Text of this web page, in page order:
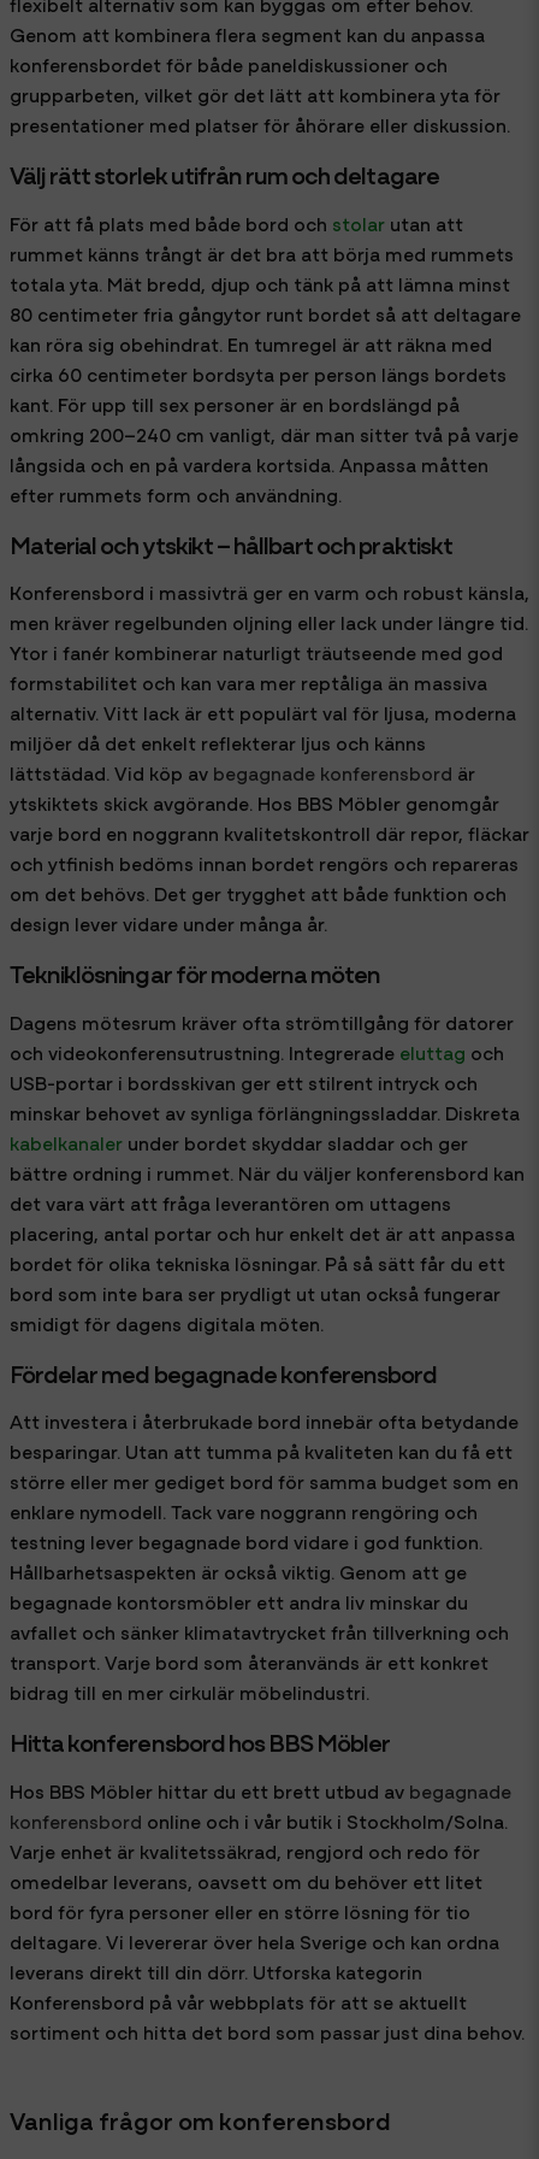
Genom att kombinera flera segment kan du anpassa
konferensbordet för både paneldiskussioner och
grupparbeten, vilket gör det lätt att kombinera yta för
presentationer med platser för åhörare eller diskussion.
Välj rätt storlek utifrån rum och deltagare
För att få plats med både bord och stolar utan att
rummet känns trångt är det bra att börja med rummets
totala yta. Mät bredd, djup och tänk på att lämna minst
80 centimeter fria gångytor runt bordet så att deltagare
kan röra sig obehindrat. En tumregel är att räkna med
cirka 60 centimeter bordsyta per person längs bordets
kant. För upp till sex personer är en bordslängd på
omkring 200–240 cm vanligt, där man sitter två på varje
långsida och en på vardera kortsida. Anpassa måtten
efter rummets form och användning.
Material och ytskikt – hållbart och praktiskt
Konferensbord i massivträ ger en varm och robust känsla,
men kräver regelbunden oljning eller lack under längre tid.
Ytor i fanér kombinerar naturligt träutseende med god
formstabilitet och kan vara mer reptåliga än massiva
alternativ. Vitt lack är ett populärt val för ljusa, moderna
miljöer då det enkelt reflekterar ljus och känns
lättstädad. Vid köp av begagnade konferensbord är
ytskiktets skick avgörande. Hos BBS Möbler genomgår
varje bord en noggrann kvalitetskontroll där repor, fläckar
och ytfinish bedöms innan bordet rengörs och repareras
om det behövs. Det ger trygghet att både funktion och
design lever vidare under många år.
Tekniklösningar för moderna möten
Dagens mötesrum kräver ofta strömtillgång för datorer
och videokonferensutrustning. Integrerade eluttag och
USB-portar i bordsskivan ger ett stilrent intryck och
minskar behovet av synliga förlängningssladdar. Diskreta
kabelkanaler under bordet skyddar sladdar och ger
bättre ordning i rummet. När du väljer konferensbord kan
det vara värt att fråga leverantören om uttagens
placering, antal portar och hur enkelt det är att anpassa
bordet för olika tekniska lösningar. På så sätt får du ett
bord som inte bara ser prydligt ut utan också fungerar
smidigt för dagens digitala möten.
Fördelar med begagnade konferensbord
Att investera i återbrukade bord innebär ofta betydande
besparingar. Utan att tumma på kvaliteten kan du få ett
större eller mer gediget bord för samma budget som en
enklare nymodell. Tack vare noggrann rengöring och
testning lever begagnade bord vidare i god funktion.
Hållbarhetsaspekten är också viktig. Genom att ge
begagnade kontorsmöbler ett andra liv minskar du
avfallet och sänker klimatavtrycket från tillverkning och
transport. Varje bord som återanvänds är ett konkret
bidrag till en mer cirkulär möbelindustri.
Hitta konferensbord hos BBS Möbler
Hos BBS Möbler hittar du ett brett utbud av begagnade
konferensbord online och i vår butik i Stockholm/Solna.
Varje enhet är kvalitetssäkrad, rengjord och redo för
omedelbar leverans, oavsett om du behöver ett litet
bord för fyra personer eller en större lösning för tio
deltagare. Vi levererar över hela Sverige och kan ordna
leverans direkt till din dörr. Utforska kategorin
Konferensbord på vår webbplats för att se aktuellt
sortiment och hitta det bord som passar just dina behov.
Vanliga frågor om konferensbord